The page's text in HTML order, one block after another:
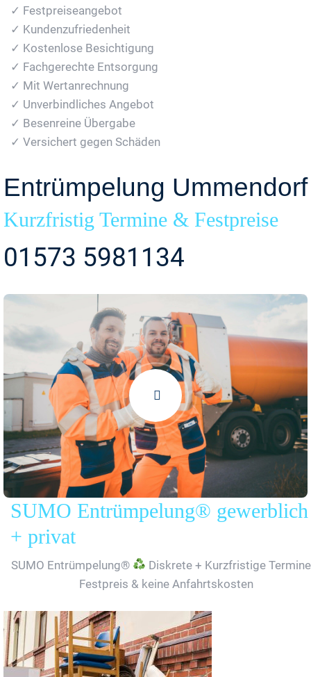
✓ Festpreiseangebot
✓ Kundenzufriedenheit
✓ Kostenlose Besichtigung
✓ Fachgerechte Entsorgung
✓ Mit Wertanrechnung
✓ Unverbindliches Angebot
✓ Besenreine Übergabe
✓ Versichert gegen Schäden
Entrümpelung Ummendorf
Kurzfristig Termine & Festpreise
01573 5981134
SUMO Entrümpelung® gewerblich
+ privat
SUMO Entrümpelung®
Diskrete + Kurzfristige
Festpreis & keine Anfahrtskosten